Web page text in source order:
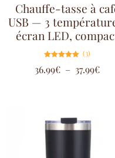
Chauffe-tasse à
USB — 3
écran LED,
5.00
sur 5
(3)
36.99€ – 37.99€